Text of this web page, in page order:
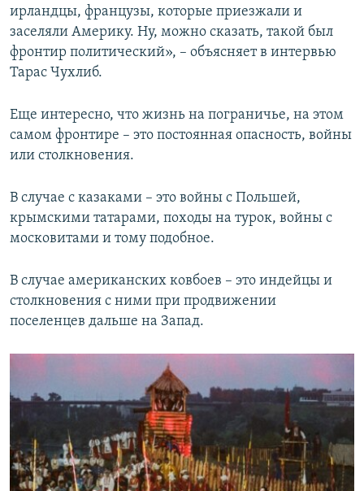
ирландцы, французы, которые приезжали и
заселяли Америку. Ну, можно сказать, такой был
фронтир политический», – объясняет в интервью
Тарас Чухлиб.
Еще интересно, что жизнь на пограничье, на этом
самом фронтире – это постоянная опасность, войны
или столкновения.
В случае с казаками – это войны с Польшей,
крымскими татарами, походы на турок, войны с
московитами и тому подобное.
В случае американских ковбоев – это индейцы и
столкновения с ними при продвижении
поселенцев дальше на Запад.